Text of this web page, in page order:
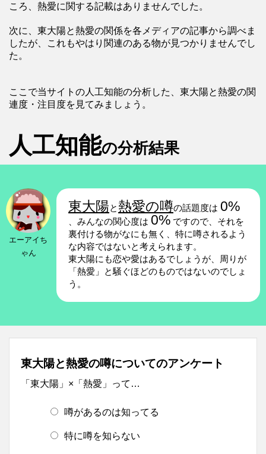
ころ、熱愛に関する記載はありませんでした。
次に、東大陽と熱愛の関係を各メディアの記事から調べま
したが、これもやはり関連のある物が見つかりませんでし
た。
ここで当サイトの人工知能の分析した、東大陽と熱愛の関
連度・注目度を見てみましょう。
人工知能の分析結果
エーアイち
ゃん
東大陽と熱愛の噂の話題度は 0%
、みんなの関心度は 0% ですので、それを
裏付ける物がなにも無く、特に噂されるよう
な内容ではないと考えられます。
東大陽にも恋や愛はあるでしょうが、周りが
「熱愛」と騒ぐほどのものではないのでしょ
う。
東大陽と熱愛の噂についてのアンケート
「東大陽」×「熱愛」って…
噂があるのは知ってる
特に噂を知らない